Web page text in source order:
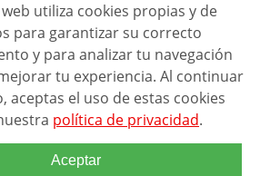
de centros de formación
Quienes Somos
Contacto
Política de privacidad
Alta de Centros (FREE)
utiliza cookies propias y de
para garantizar su correcto
y para analizar tu navegación
tu experiencia. Al continuar
aceptas el uso de estas cookies
política de privacidad.
Aceptar